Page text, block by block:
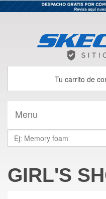
Tu carrito de
Menu
GIRL'S